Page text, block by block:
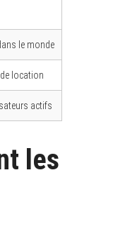
le monde
location
actifs
les